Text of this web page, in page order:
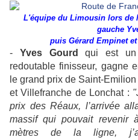
L'équipe du Limousin lors de
gauche
puis Gérard Empinet
- Yves Gourd
qui est un
redoutable finisseur, gagne
le grand prix de Saint-
et Villefranche de Lonchat :
prix des Réaux, l’arrivée
massif qui pouvait revenir
mètres de la ligne,